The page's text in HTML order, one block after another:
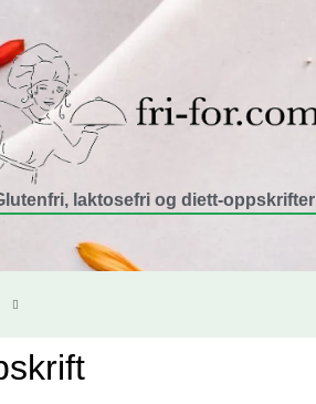
laktosefri og diett-oppskrifter